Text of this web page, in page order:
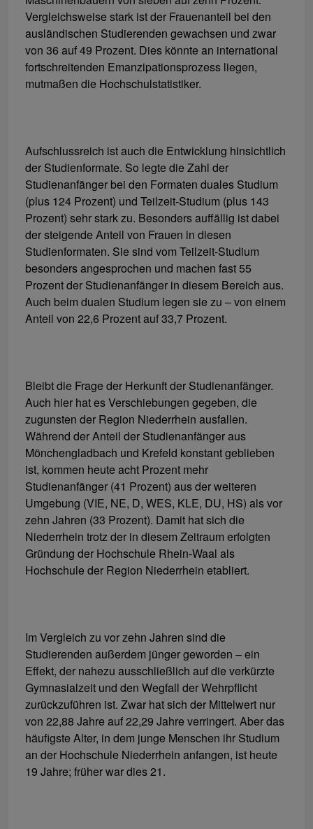
Vergleichsweise stark ist der Frauenanteil bei den
ausländischen Studierenden gewachsen und zwar
von 36 auf 49 Prozent. Dies könnte an international
fortschreitenden Emanzipationsprozess liegen,
mutmaßen die Hochschulstatistiker.
Aufschlussreich ist auch die Entwicklung hinsichtlich
der Studienformate. So legte die Zahl der
Studienanfänger bei den Formaten duales Studium
(plus 124 Prozent) und Teilzeit-Studium (plus 143
Prozent) sehr stark zu. Besonders auffällig ist dabei
der steigende Anteil von Frauen in diesen
Studienformaten. Sie sind vom Teilzeit-Studium
besonders angesprochen und machen fast 55
Prozent der Studienanfänger in diesem Bereich aus.
Auch beim dualen Studium legen sie zu – von einem
Anteil von 22,6 Prozent auf 33,7 Prozent.
Bleibt die Frage der Herkunft der Studienanfänger.
Auch hier hat es Verschiebungen gegeben, die
zugunsten der Region Niederrhein ausfallen.
Während der Anteil der Studienanfänger aus
Mönchengladbach und Krefeld konstant geblieben
ist, kommen heute acht Prozent mehr
Studienanfänger (41 Prozent) aus der weiteren
Umgebung (VIE, NE, D, WES, KLE, DU, HS) als vor
zehn Jahren (33 Prozent). Damit hat sich die
Niederrhein trotz der in diesem Zeitraum erfolgten
Gründung der Hochschule Rhein-Waal als
Hochschule der Region Niederrhein etabliert.
Im Vergleich zu vor zehn Jahren sind die
Studierenden außerdem jünger geworden – ein
Effekt, der nahezu ausschließlich auf die verkürzte
Gymnasialzeit und den Wegfall der Wehrpflicht
zurückzuführen ist. Zwar hat sich der Mittelwert nur
von 22,88 Jahre auf 22,29 Jahre verringert. Aber das
häufigste Alter, in dem junge Menschen ihr Studium
an der Hochschule Niederrhein anfangen, ist heute
19 Jahre; früher war dies 21.